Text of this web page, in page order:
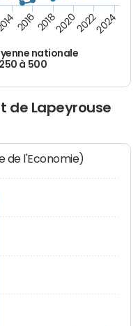
nationale
à 500
20162018202020222024
de Lapeyrouse
de l'Economie)